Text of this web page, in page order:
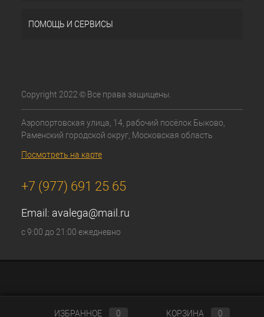
ПОМОЩЬ И СЕРВИСЫ
Copyright 2022 © Все права защищены.
Аэропортовская улица, 14, рабочий посёлок Быково,
Раменский городской округ, Московская область
Посмотреть на карте
+7 (977) 691 25 65
Email: avalega@mail.ru
с 9:00 до 21:00 ежедневно
ИЗБРАННОЕ 0 КОРЗИНА 0